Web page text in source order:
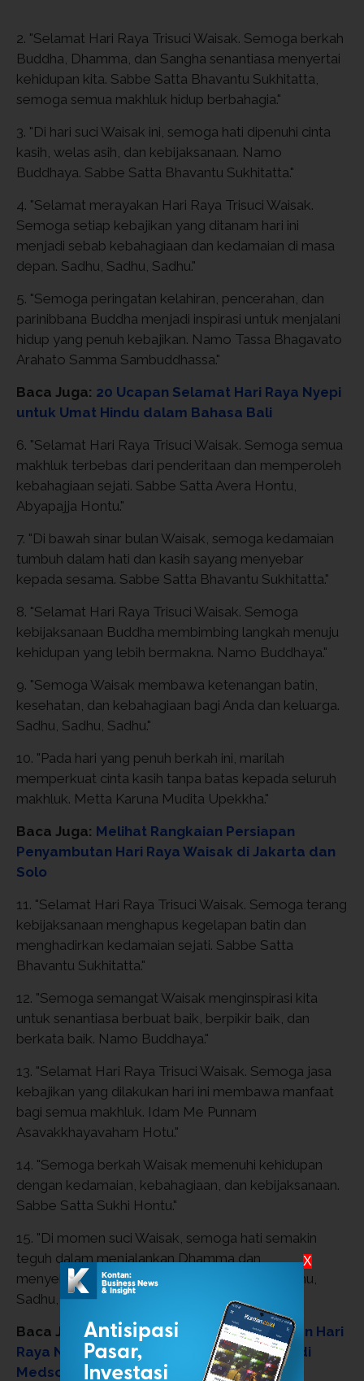
2. "Selamat Hari Raya Trisuci Waisak. Semoga berkah
Buddha, Dhamma, dan Sangha senantiasa menyertai
kehidupan kita. Sabbe Satta Bhavantu Sukhitatta,
semoga semua makhluk hidup berbahagia."
3. "Di hari suci Waisak ini, semoga hati dipenuhi cinta
kasih, welas asih, dan kebijaksanaan. Namo
Buddhaya. Sabbe Satta Bhavantu Sukhitatta."
4. "Selamat merayakan Hari Raya Trisuci Waisak.
Semoga setiap kebajikan yang ditanam hari ini
menjadi sebab kebahagiaan dan kedamaian di masa
depan. Sadhu, Sadhu, Sadhu."
5. "Semoga peringatan kelahiran, pencerahan, dan
parinibbana Buddha menjadi inspirasi untuk menjalani
hidup yang penuh kebajikan. Namo Tassa Bhagavato
Arahato Samma Sambuddhassa."
Baca Juga: 20 Ucapan Selamat Hari Raya Nyepi
untuk Umat Hindu dalam Bahasa Bali
6. "Selamat Hari Raya Trisuci Waisak. Semoga semua
makhluk terbebas dari penderitaan dan memperoleh
kebahagiaan sejati. Sabbe Satta Avera Hontu,
Abyapajja Hontu."
7. "Di bawah sinar bulan Waisak, semoga kedamaian
tumbuh dalam hati dan kasih sayang menyebar
kepada sesama. Sabbe Satta Bhavantu Sukhitatta."
8. "Selamat Hari Raya Trisuci Waisak. Semoga
kebijaksanaan Buddha membimbing langkah menuju
kehidupan yang lebih bermakna. Namo Buddhaya."
9. "Semoga Waisak membawa ketenangan batin,
kesehatan, dan kebahagiaan bagi Anda dan keluarga.
Sadhu, Sadhu, Sadhu."
10. "Pada hari yang penuh berkah ini, marilah
memperkuat cinta kasih tanpa batas kepada seluruh
makhluk. Metta Karuna Mudita Upekkha."
Baca Juga: Melihat Rangkaian Persiapan
Penyambutan Hari Raya Waisak di Jakarta dan
Solo
11. "Selamat Hari Raya Trisuci Waisak. Semoga terang
kebijaksanaan menghapus kegelapan batin dan
menghadirkan kedamaian sejati. Sabbe Satta
Bhavantu Sukhitatta."
12. "Semoga semangat Waisak menginspirasi kita
untuk senantiasa berbuat baik, berpikir baik, dan
berkata baik. Namo Buddhaya."
13. "Selamat Hari Raya Trisuci Waisak. Semoga jasa
kebajikan yang dilakukan hari ini membawa manfaat
bagi semua makhluk. Idam Me Punnam
Asavakkhayavaham Hotu."
14. "Semoga berkah Waisak memenuhi kehidupan
dengan kedamaian, kebahagiaan, dan kebijaksanaan.
Sabbe Satta Sukhi Hontu."
15. "Di momen suci Waisak, semoga hati semakin
teguh dalam menjalankan Dhamma dan
menyebarkan cinta kasih kepada sesama. Sadhu,
Sadhu, Sadhu."
Baca Juga:15 Twibbon, Poster, dan Ucapan Hari
Raya Nyepi 2026, Cocok untuk Dibagikan di
Medsos
X